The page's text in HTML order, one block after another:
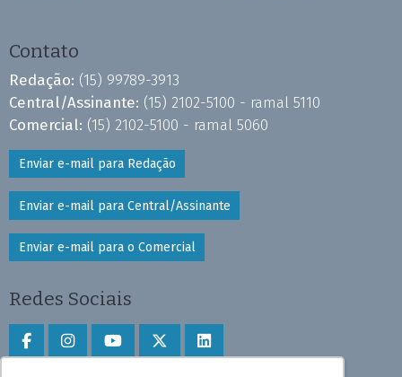
Contato
Redação: (15) 99789-3913
Central/Assinante: (15) 2102-5100 - ramal 5110
Comercial: (15) 2102-5100 - ramal 5060
Enviar e-mail para Redação
Enviar e-mail para Central/Assinante
Enviar e-mail para o Comercial
Redes Sociais